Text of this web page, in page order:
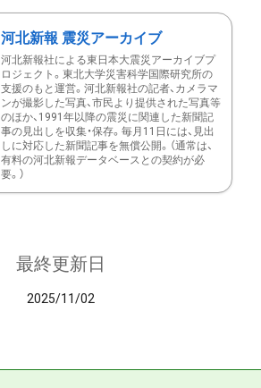
河北新報 震災アーカイブ
河北新報社による東日本大震災アーカイブプ
ロジェクト。東北大学災害科学国際研究所の
支援のもと運営。河北新報社の記者、カメラマ
ンが撮影した写真、市民より提供された写真等
のほか、1991年以降の震災に関連した新聞記
事の見出しを収集・保存。毎月11日には、見出
しに対応した新聞記事を無償公開。（通常は、
有料の河北新報データベースとの契約が必
要。）
最終更新日
2025/11/02